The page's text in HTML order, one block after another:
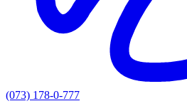
(073) 178-0-777